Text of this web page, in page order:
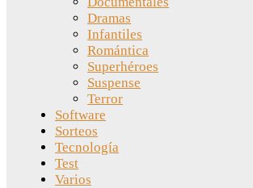
Dramas
Infantiles
Romántica
Superhéroes
Suspense
Terror
Software
Sorteos
Tecnología
Test
Varios